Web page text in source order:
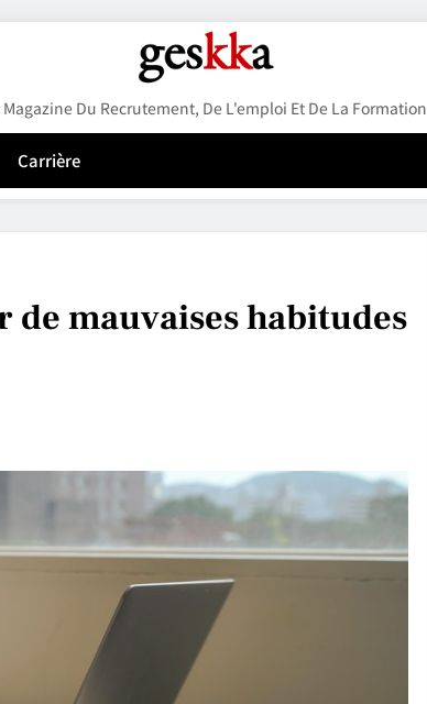
Magazine Du Recrutement, De L'emploi Et De La Formation
Carrière
de mauvaises habitudes